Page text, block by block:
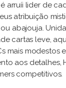
arruíi lider de
atribuição
ou abajouja.
cartas leve,
mais modestos
aos detalhes,
competitivos.